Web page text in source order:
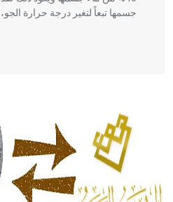
جسمها تبعاً لتغير درجة حرارة الجو،
الحكم، الأدلة، تنظيم التغذية،
له الفضل بأنه حرر الطب من
- هل تعلم أن المرجان إفراز